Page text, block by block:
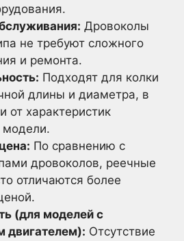
Дровоколы
не требуют сложного
и ремонта.
Подходят для колки
длины и диаметра, в
от характеристик
модели.
По сравнению с
дровоколов, реечные
отличаются более
(для моделей с
двигателем): Отсутствие